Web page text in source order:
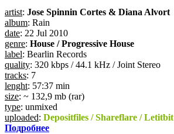
artist: Jose Spinnin Cortes & Diana Alvort
album: Rain
date: 22 Jul 2010
genre: House / Progressive House
label: Bearlin Records
quality: 320 kbps / 44.1 kHz / Joint Stereo
tracks: 7
lenght: 57:37 min
size: ~ 132,9 mb (rar)
type: unmixed
uploaded: Depositfiles / Shareflare / Letitbit
Подробнее